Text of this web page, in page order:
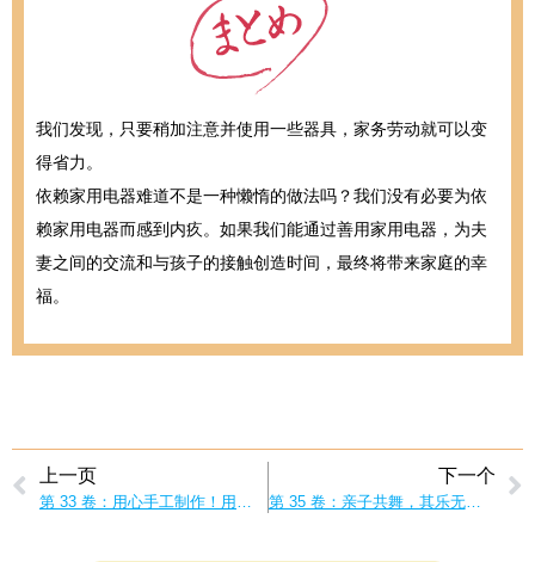
我们发现，只要稍加注意并使用一些器具，家务劳动就可以变
得省力。
依赖家用电器难道不是一种懒惰的做法吗？我们没有必要为依
赖家用电器而感到内疚。如果我们能通过善用家用电器，为夫
妻之间的交流和与孩子的接触创造时间，最终将带来家庭的幸
福。
上一页 下一个
第 35 卷：亲子共舞，其乐无穷！和爸爸一起跳